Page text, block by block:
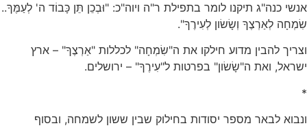
אנשי כנה"ג תיקנו לומר בתפילת ר"ה ויוה"כ: "וּבְכֵן תֵּן כָּבוֹד ה' לְעַמֶּךָ..
שִׂמְחָה לְאַרְצֶךָ וְשָׂשׂון לְעִירֶךָ".
וצריך להבין מדוע חילקו את ה"שִׂמְחָה" לכללות "אַרְצֶךָ" – ארץ
ישראל, ואת ה"שָׂשׂון" בפרטות ל"עִירֶךָ" – ירושלים.
*
ונבוא לבאר מספר יסודות בחילוק שבין ששון לשמחה, ובסוף